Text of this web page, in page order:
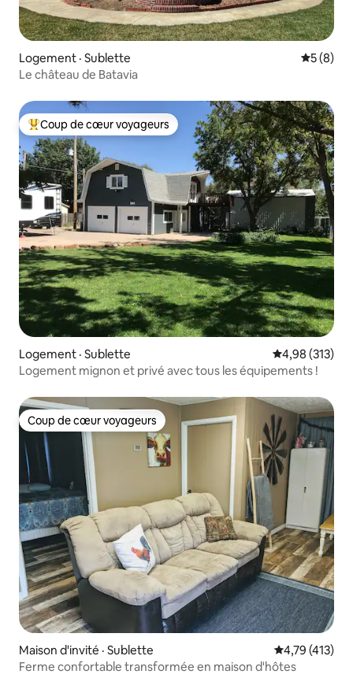
Logement · Sublette Note
5 (8)
Le château de Batavia
Coup de cœur voyageurs parmi les plus aimés
Coup de cœur voyageurs
Logement · Sublette Note
4,98 (313)
Logement mignon et privé avec tous les équipements !
Coup de cœur voyageurs
Coup de cœur voyageurs
Maison d'invité · Sublette Note
4,79 (413)
Ferme confortable transformée en maison d'hôtes